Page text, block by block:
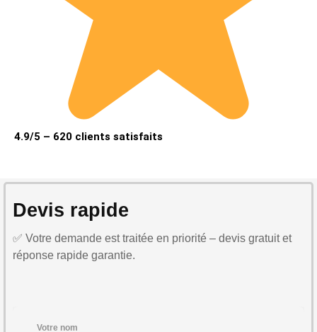
4.9/5 – 620 clients satisfaits
Devis rapide
✅ Votre demande est traitée en priorité – devis gratuit et
réponse rapide garantie.
Votre nom